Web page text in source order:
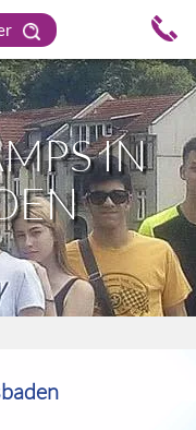
IN